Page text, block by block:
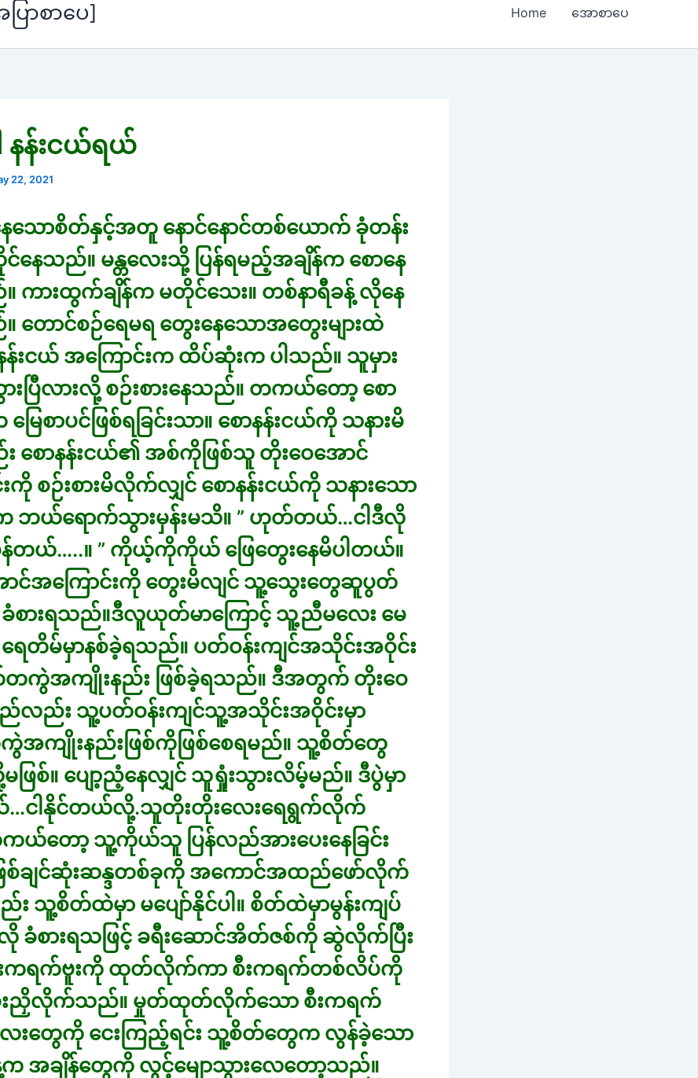
ြာစာပေ] Home အောစာပေ
န်းငယ်ရယ်
22, 2021
ေသောစိတ်နှင့်အတူ နောင်နောင်တစ်ယောက် ခုံတန်း
နေသည်။ မန္တလေးသို့ ပြန်ရမည့်အချိန်က စောနေ
ကားထွက်ချိန်က မတိုင်သေး။ တစ်နာရီခန့် လိုနေ
တောင်စဉ်ရေမရ တွေးနေသောအတွေးများထဲ
န်းငယ် အကြောင်းက ထိပ်ဆုံးက ပါသည်။ သူမှား
သွားပြီလားလို့ စဉ်းစားနေသည်။ တကယ်တော့ စော
ြေစာပင်ဖြစ်ရခြင်းသာ။ စောနန်းငယ်ကို သနားမိ
စောနန်းငယ်၏ အစ်ကိုဖြစ်သူ တိုးဝေအောင်
ကို စဉ်းစားမိလိုက်လျှင် စောနန်းငယ်ကို သနားသော
ဘယ်ရောက်သွားမှန်းမသိ။ ” ဟုတ်တယ်…ငါဒီလို
တယ်…..။ ” ကိုယ့်ကိုကိုယ် ဖြေတွေးနေမိပါတယ်။
ာင်အကြောင်းကို တွေးမိလျင် သူ့သွေးတွေဆူပွတ်
ားရသည်။ဒီလူယုတ်မာကြောင့် သူ့ညီမလေး မေ
ေတိမ်မှာနစ်ခဲ့ရသည်။ ပတ်ဝန်းကျင်အသိုင်းအဝိုင်း
တကွဲအကျိုးနည်း ဖြစ်ခဲ့ရသည်။ ဒီအတွက် တိုးဝေ
လည်း သူ့ပတ်ဝန်းကျင်သူ့အသိုင်းအဝိုင်းမှာ
ကျိုးနည်းဖြစ်ကိုဖြစ်စေရမည်။ သူ့စိတ်တွေ
ဖြစ်။ ပျော့ညံ့နေလျှင် သူရှုံးသွားလိမ့်မည်။ ဒီပွဲမှာ
…ငါနိုင်တယ်လို့.သူတိုးတိုးလေးရေရွက်လိုက်
တော့ သူ့ကိုယ်သူ ပြန်လည်အားပေးနေခြင်း
စ်ချင်ဆုံးဆန္ဒတစ်ခုကို အကောင်အထည်ဖော်လိုက်
သူ့စိတ်ထဲမှာ မပျော်နိုင်ပါ။ စိတ်ထဲမှာမွန်းကျပ်
စားရသဖြင့် ခရီးဆောင်အိတ်ဇစ်ကို ဆွဲလိုက်ပြီး
ကရက်ဗူးကို ထုတ်လိုက်ကာ စီးကရက်တစ်လိပ်ကို
ညှိလိုက်သည်။ မှုတ်ထုတ်လိုက်သော စီးကရက်
လေးတွေကို ငေးကြည့်ရင်း သူ့စိတ်တွေက လွန်ခဲ့သော
က အချိန်တွေကို လွင့်မျောသွားလေတော့သည်။